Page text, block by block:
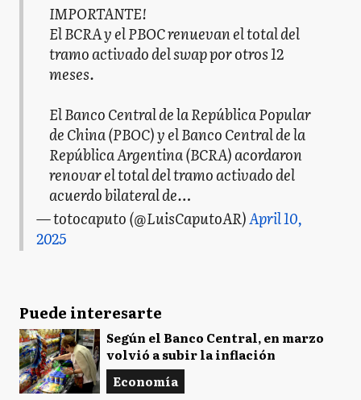
IMPORTANTE!
El BCRA y el PBOC renuevan el total del
tramo activado del swap por otros 12
meses.
El Banco Central de la República Popular
de China (PBOC) y el Banco Central de la
República Argentina (BCRA) acordaron
renovar el total del tramo activado del
acuerdo bilateral de…
— totocaputo (@LuisCaputoAR)April 10,
2025
Puede interesarte
Según el Banco Central, en marzo
volvió a subir la inflación
Economía